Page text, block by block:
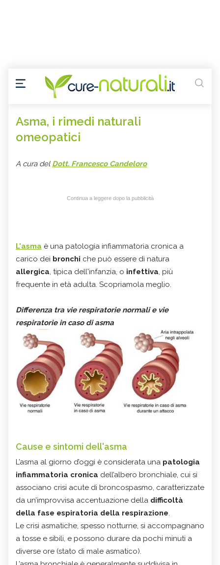
Asma, i rimedi naturali
omeopatici
A cura del Dott. Francesco Candeloro
Continua a leggere dopo la pubblicità
L'asma è una patologia infiammatoria cronica a
carico dei bronchi che può essere di natura
allergica, tipica dell'infanzia, o infettiva, più
frequente in età adulta. Scopriamola meglio.
Differenza tra vie respiratorie normali e vie
respiratorie in caso di asma
Cause e sintomi dell'asma
L’asma al giorno d’oggi è considerata una patologia
infiammatoria cronica dell’albero bronchiale, cui si
associano crisi acute di broncospasmo, caratterizzate
da un’improvvisa accentuazione della difficoltà
della fase espiratoria della respirazione
Le crisi asmatiche, spesso notturne, si accompagnano
a tosse e sibili, e possono durare da pochi minuti a
diverse ore (stato di male asmatico).